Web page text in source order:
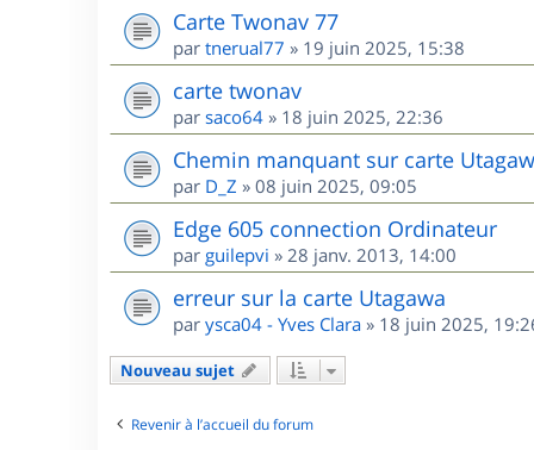
Carte Twonav 77
par tnerual77 » 19 juin 2025, 15:38
carte twonav
par saco64 » 18 juin 2025, 22:36
Chemin manquant sur carte
par D_Z » 08 juin 2025, 09:05
Edge 605 connection Ordinateur
par guilepvi » 28 janv. 2013, 14:00
erreur sur la carte Utagawa
par ysca04 - Yves Clara » 18 juin 2025,
Nouveau sujet
Revenir à l’accueil du forum